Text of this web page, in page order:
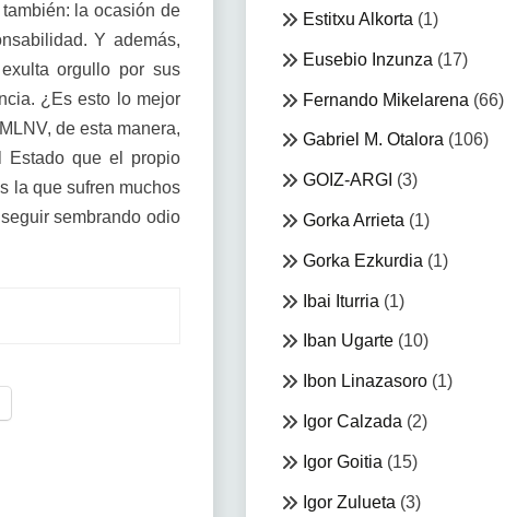
la ocasión de
Y además,
orgullo por sus
¿Es esto lo mejor
de esta manera,
Estado que el propio
la que sufren muchos
sembrando odio
Estitxu Alkorta (1)
Eusebio Inzunza (17)
Fernando Mikelarena (66)
Gabriel M. Otalora(106)
GOIZ-ARGI (3)
Gorka Arrieta (1)
Gorka Ezkurdia (1)
Ibai Iturria (1)
Iban Ugarte(10)
Ibon Linazasoro(1)
Igor Calzada (2)
Igor Goitia (15)
Igor Zulueta (3)